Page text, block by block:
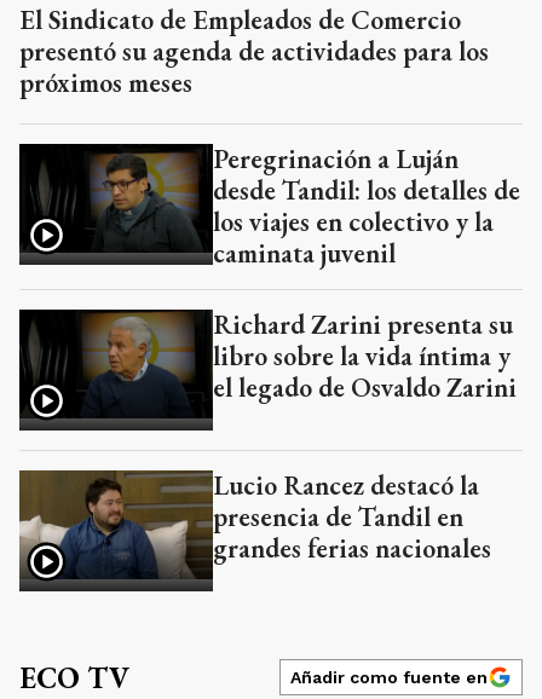
El Sindicato de Empleados de Comercio
presentó su agenda de actividades para los
próximos meses
Peregrinación a Luján
desde Tandil: los detalles de
los viajes en colectivo y la
caminata juvenil
Richard Zarini presenta su
libro sobre la vida íntima y
el legado de Osvaldo Zarini
Lucio Rancez destacó la
presencia de Tandil en
grandes ferias nacionales
ECO TV Añadir como fuente en